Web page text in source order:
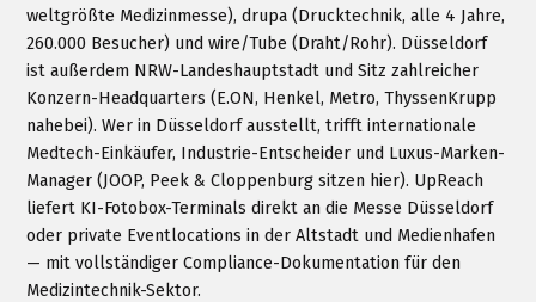
weltgrößte Medizinmesse), drupa (Drucktechnik, alle 4 Jahre,
260.000 Besucher) und wire/Tube (Draht/Rohr). Düsseldorf
ist außerdem NRW-Landeshauptstadt und Sitz zahlreicher
Konzern-Headquarters (E.ON, Henkel, Metro, ThyssenKrupp
nahebei). Wer in Düsseldorf ausstellt, trifft internationale
Medtech-Einkäufer, Industrie-Entscheider und Luxus-Marken-
Manager (JOOP, Peek & Cloppenburg sitzen hier). UpReach
liefert KI-Fotobox-Terminals direkt an die Messe Düsseldorf
oder private Eventlocations in der Altstadt und Medienhafen
— mit vollständiger Compliance-Dokumentation für den
Medizintechnik-Sektor.